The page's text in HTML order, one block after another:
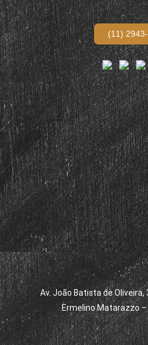
(11)
Av. João Batista de Oliveira,
Ermelino Matarazzo –